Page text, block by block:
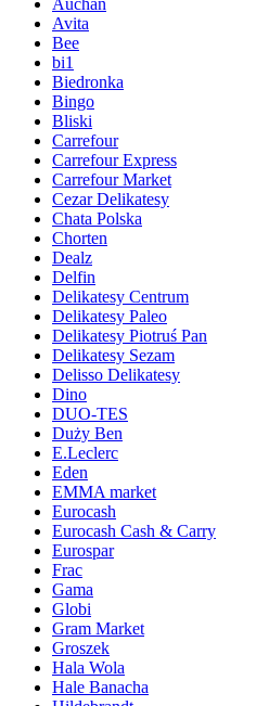
Auchan
Avita
Bee
bi1
Biedronka
Bingo
Bliski
Carrefour
Carrefour Express
Carrefour Market
Cezar Delikatesy
Chata Polska
Chorten
Dealz
Delfin
Delikatesy Centrum
Delikatesy Paleo
Delikatesy Piotruś Pan
Delikatesy Sezam
Delisso Delikatesy
Dino
DUO-TES
Duży Ben
E.Leclerc
Eden
EMMA market
Eurocash
Eurocash Cash & Carry
Eurospar
Frac
Gama
Globi
Gram Market
Groszek
Hala Wola
Hale Banacha